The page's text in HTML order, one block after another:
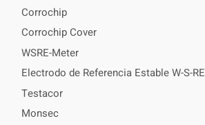
Corrochip
Corrochip Cover
WSRE-Meter
Electrodo de Referencia Estable W-S-RE
Testacor
Monsec